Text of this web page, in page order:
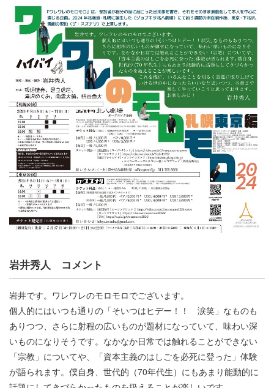
岩井秀人 コメント
岩井です。ワレワレのモロモロでございます。
個人的にはいつも通りの「そいつはヒデー！！ 涙笑」なものも
ありつつ、さらに射程の広いものが題材になっていて、味わい深
いものになりそうです。なかなか日常では触れることができない
「宗教」についてや、「資本主義のはしごを必死に登った」体験
が語られます。僕自身、世代的（70年代生）にもあまり能動的に